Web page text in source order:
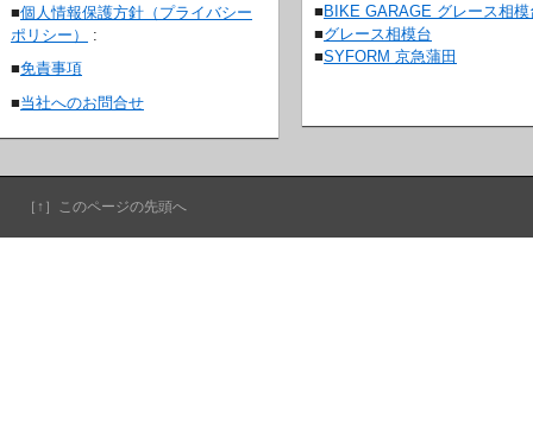
■個人情報保護方針（プライバシー
ポリシー）
:
■免責事項
■当社へのお問合せ
■ BIKE GARAGE グレース相模
■グレース相模台
■SYFORM 京急蒲田
［↑］このページの先頭へ